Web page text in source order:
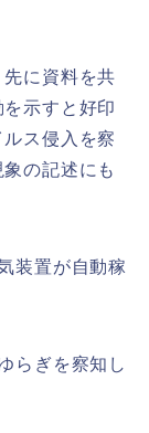
に資料を共
示すと好印
ス侵入を察
の記述にも
装置が自動稼
らぎを察知し